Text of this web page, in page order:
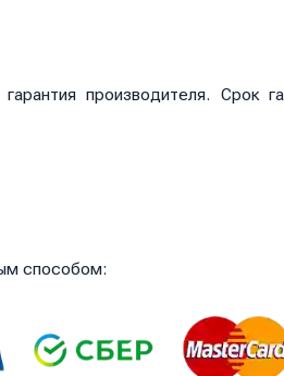
производителя. Срок
способом: